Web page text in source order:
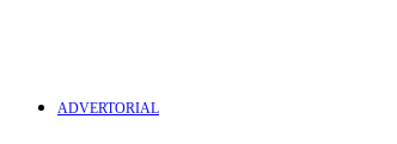
ADVERTORIAL